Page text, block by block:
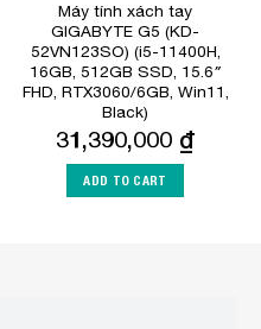
Máy tính xách tay
GIGABYTE G5 (KD-
52VN123SO) (i5-11400H,
16GB, 512GB SSD, 15.6″
FHD, RTX3060/6GB, Win11,
Black)
31,390,000 ₫
ADD TO CART